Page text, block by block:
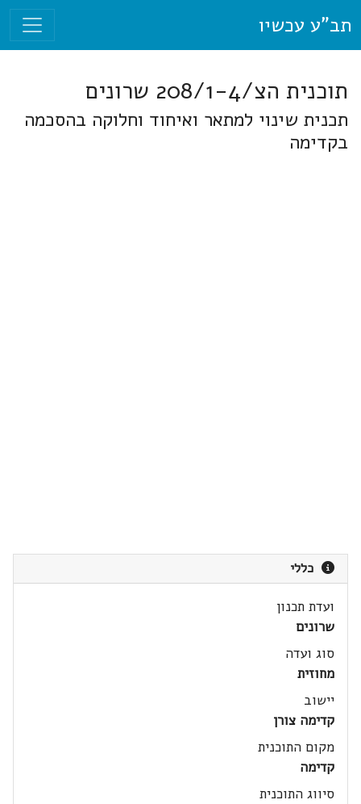
תב"ע עכשיו
תוכנית הצ/208/1-4 שרונים
תכנית שינוי למתאר ואיחוד וחלוקה בהסכמה
בקדימה
כללי
ועדת תכנון
שרונים
סוג ועדה
מחוזית
יישוב
קדימה צורן
מקום התוכנית
קדימה
סיווג התוכנית